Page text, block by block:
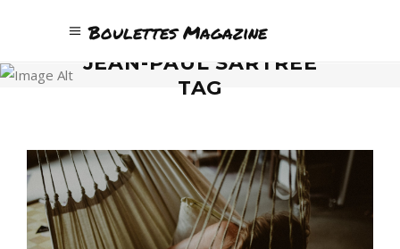
Boulettes Magazine
JEAN-PAUL SARTREE
TAG